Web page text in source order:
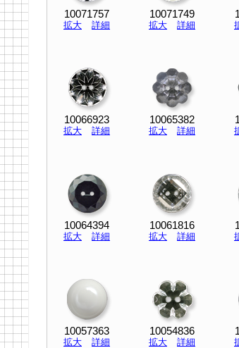
10071757
拡大 詳細
10071749
拡大 詳細
10066923
拡大 詳細
10065382
拡大 詳細
10064394
拡大 詳細
10061816
拡大 詳細
10057363
拡大 詳細
10054836
拡大 詳細